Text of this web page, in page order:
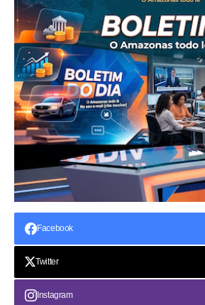
Facebook
Twitter
Instagram